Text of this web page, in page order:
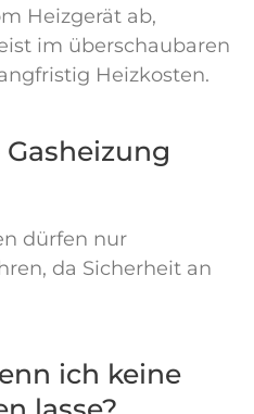
Heizgerät ab,
im überschaubaren
Heizkosten.
dürfen nur
da Sicherheit an
ich keine